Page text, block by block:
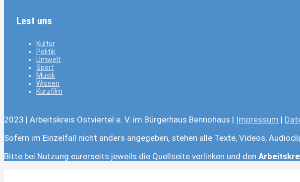
Lest uns
Kultur
Politik
Umwelt
Sport
Musik
Wissen
Kurzfilm
2023 | Arbeitskreis Ostviertel e. V. im Bürgerhaus Bennohaus | Impressum |
Sofern im Einzelfall nicht anders angegeben, stehen alle Texte, Videos,
Bitte bei Nutzung eurerseits jeweils die Quellseite verlinken und den